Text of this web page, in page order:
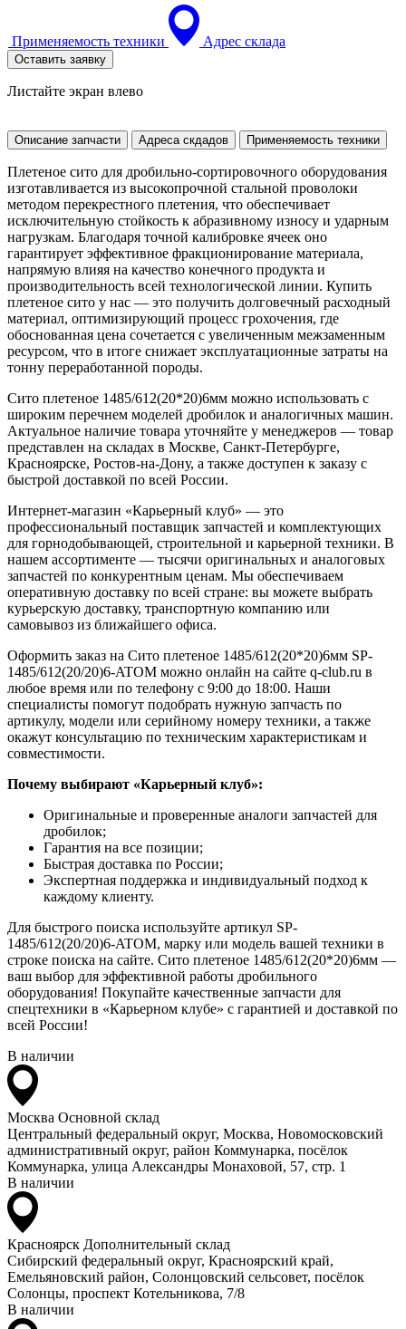
Применяемость техники Адрес склада
Оставить заявку
Листайте экран влево
Описание запчасти Адреса скдадов Применяемость техники
Плетеное сито для дробильно-сортировочного оборудования
изготавливается из высокопрочной стальной проволоки
методом перекрестного плетения, что обеспечивает
исключительную стойкость к абразивному износу и ударным
нагрузкам. Благодаря точной калибровке ячеек оно
гарантирует эффективное фракционирование материала,
напрямую влияя на качество конечного продукта и
производительность всей технологической линии. Купить
плетеное сито у нас — это получить долговечный расходный
материал, оптимизирующий процесс грохочения, где
обоснованная цена сочетается с увеличенным межзаменным
ресурсом, что в итоге снижает эксплуатационные затраты на
тонну переработанной породы.
Сито плетеное 1485/612(20*20)6мм можно использовать с
широким перечнем моделей дробилок и аналогичных машин.
Актуальное наличие товара уточняйте у менеджеров — товар
представлен на складах в Москве, Санкт-Петербурге,
Красноярске, Ростов-на-Дону, а также доступен к заказу с
быстрой доставкой по всей России.
Интернет-магазин «Карьерный клуб» — это
профессиональный поставщик запчастей и комплектующих
для горнодобывающей, строительной и карьерной техники. В
нашем ассортименте — тысячи оригинальных и аналоговых
запчастей по конкурентным ценам. Мы обеспечиваем
оперативную доставку по всей стране: вы можете выбрать
курьерскую доставку, транспортную компанию или
самовывоз из ближайшего офиса.
Оформить заказ на Сито плетеное 1485/612(20*20)6мм SP-
1485/612(20/20)6-ATOM можно онлайн на сайте q-club.ru в
любое время или по телефону с 9:00 до 18:00. Наши
специалисты помогут подобрать нужную запчасть по
артикулу, модели или серийному номеру техники, а также
окажут консультацию по техническим характеристикам и
совместимости.
Почему выбирают «Карьерный клуб»:
Оригинальные и проверенные аналоги запчастей для
дробилок;
Гарантия на все позиции;
Быстрая доставка по России;
Экспертная поддержка и индивидуальный подход к
каждому клиенту.
Для быстрого поиска используйте артикул SP-
1485/612(20/20)6-ATOM, марку или модель вашей техники в
строке поиска на сайте. Сито плетеное 1485/612(20*20)6мм —
ваш выбор для эффективной работы дробильного
оборудования! Покупайте качественные запчасти для
спецтехники в «Карьерном клубе» с гарантией и доставкой по
всей России!
В наличии
Москва Основной склад
Центральный федеральный округ, Москва, Новомосковский
административный округ, район Коммунарка, посёлок
Коммунарка, улица Александры Монаховой, 57, стр. 1
В наличии
Красноярск Дополнительный склад
Сибирский федеральный округ, Красноярский край,
Емельяновский район, Солонцовский сельсовет, посёлок
Солонцы, проспект Котельникова, 7/8
В наличии